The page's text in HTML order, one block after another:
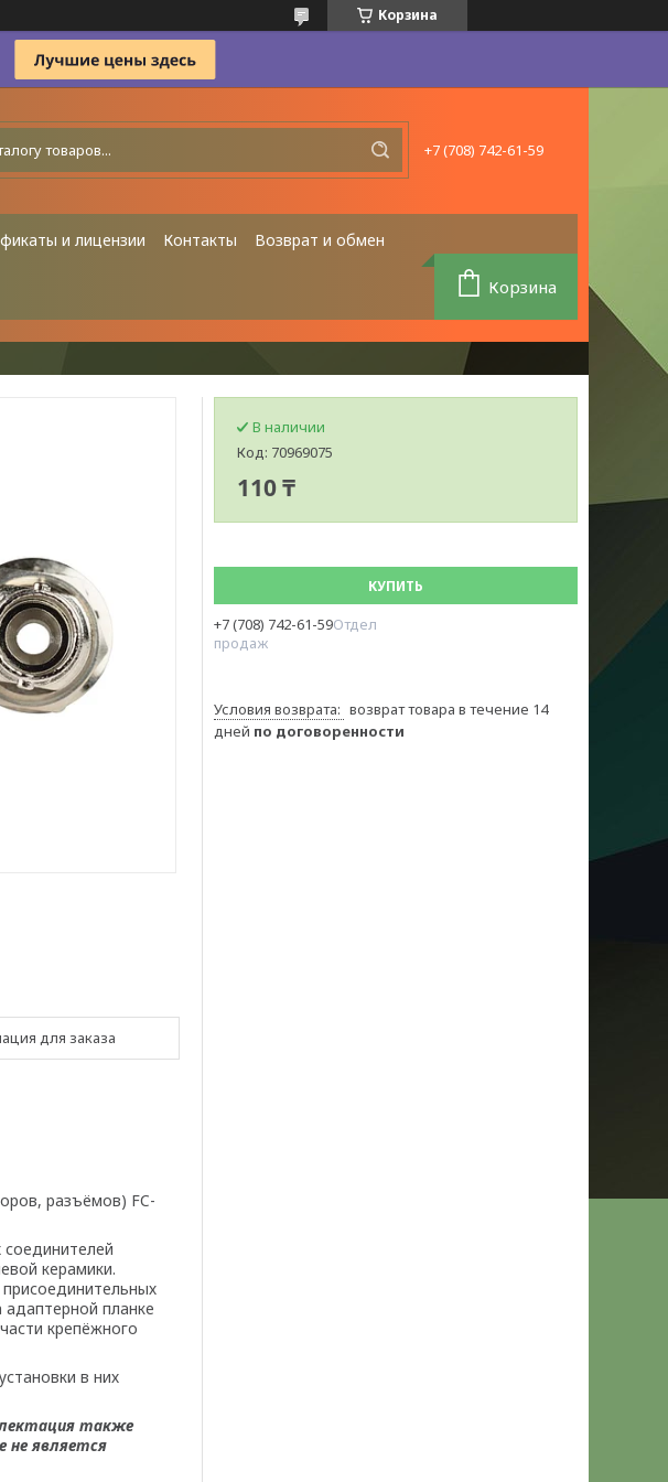
Корзина
+7 (708) 742-61-59
и лицензии Контакты Возврат и обмен
Корзина
для заказа
разъёмов) FC-
соединителей
керамики.
планке
крепёжного
в них
также
не является
В наличии
Код: 70969075
110 ₸
КУПИТЬ
+7 (708) 742-61-59Отдел
продаж
возврат товара в течение 14
дней по договоренности